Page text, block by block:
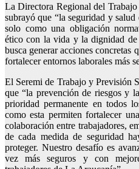
La Directora Regional del
subrayó que “la seguridad y
solo como una obligación
ético con la vida y la dignidad de
busca generar acciones concretas
fortalecer entornos laborales más
El Seremi de Trabajo y Previsión
que “la prevención de riesgos y
prioridad permanente en todos
como esta permiten fortalecer
colaboración entre trabajadores,
de cada medida de seguridad
proteger. Nuestro desafío es
vez más seguros y con